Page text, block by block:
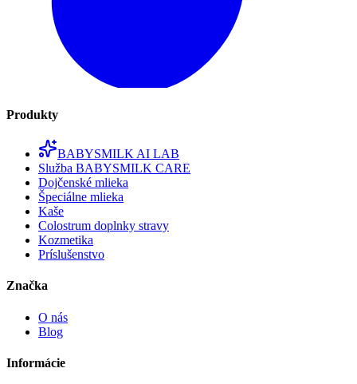
Produkty
BABYSMILK AI LAB
Služba BABYSMILK CARE
Dojčenské mlieka
Špeciálne mlieka
Kaše
Colostrum doplnky stravy
Kozmetika
Príslušenstvo
Značka
O nás
Blog
Informácie